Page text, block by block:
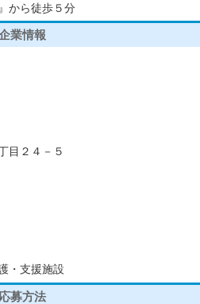
から徒歩５分
業情報
目２４－５
・支援施設
応募方法